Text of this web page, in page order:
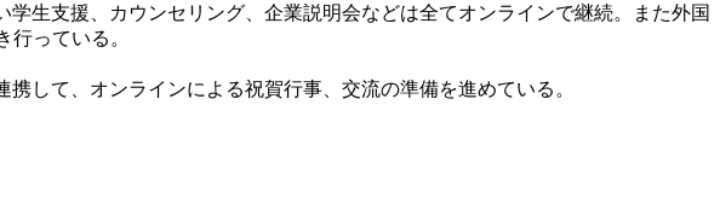
生支援、カウンセリング、企業説明会などは全てオンラインで継続。また外国
っている。
して、オンラインによる祝賀行事、交流の準備を進めている。